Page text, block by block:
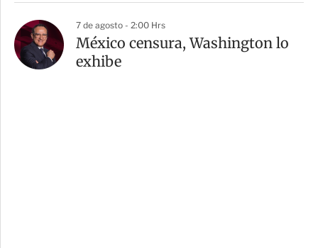
7 de agosto - 2:00 Hrs
México censura, Washington lo
exhibe